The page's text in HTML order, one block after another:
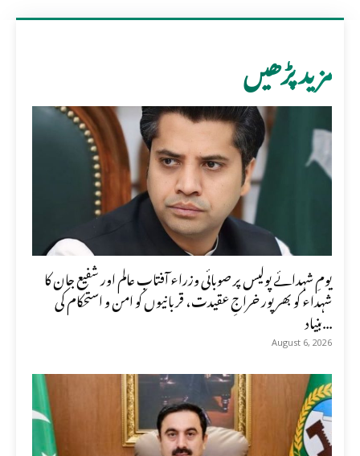
مزید پڑھیں
یومِ شہدائے پولیس پر صوبائی وزراء آفتاب عالم اور شفیع جان کا
شہداء کو بھرپور خراجِ عقیدت، قربانیوں کو امن و استحکام کی
بنیاد...
August 6, 2026